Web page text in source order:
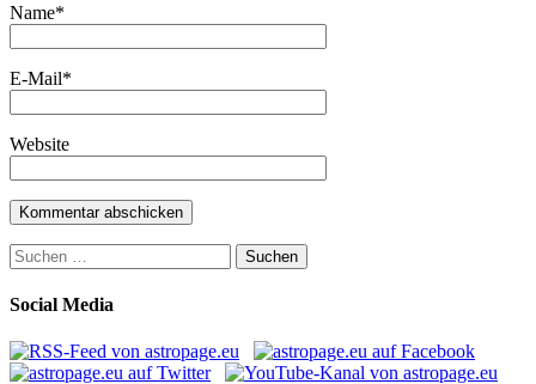
Name*
E-Mail*
Website
Suchen
nach:
Social Media